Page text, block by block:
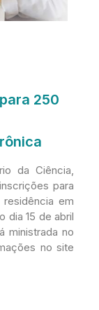
250
da Ciência,
para
em
dia 15 de abril
ministrada no
no site